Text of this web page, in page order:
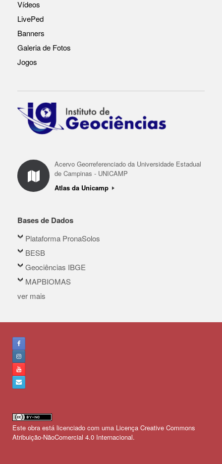
o
k
Vídeos
LivePed
Banners
Galeria de Fotos
Jogos
Acervo Georreferenciado da Universidade Estadual
de Campinas - UNICAMP
Atlas da Unicamp
Bases de Dados
Plataforma PronaSolos
BESB
Geociências IBGE
MAPBIOMAS
ver mais
Este obra está licenciado com uma Licença Creative Commons
Atribuição-NãoComercial 4.0 Internacional.